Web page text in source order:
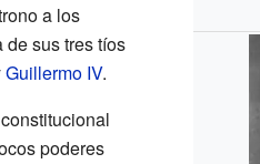
a los
sus tres tíos
Guillermo IV.
poderes